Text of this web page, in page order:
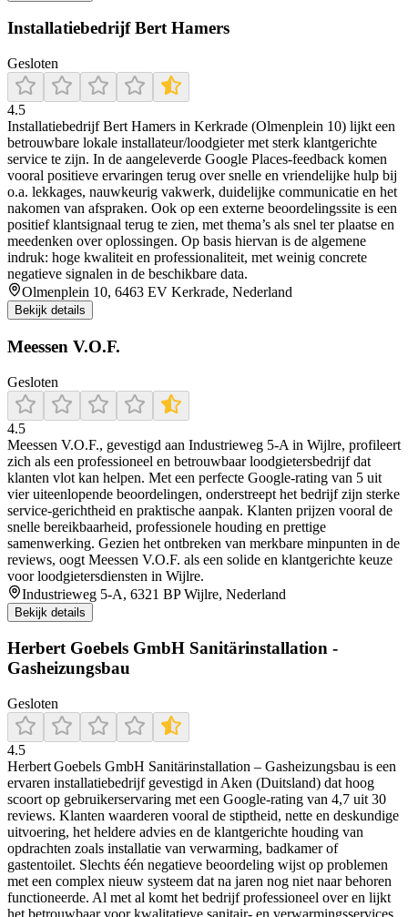
Installatiebedrijf Bert Hamers
Gesloten
4.5
Installatiebedrijf Bert Hamers in Kerkrade (Olmenplein 10) lijkt een
betrouwbare lokale installateur/loodgieter met sterk klantgerichte
service te zijn. In de aangeleverde Google Places-feedback komen
vooral positieve ervaringen terug over snelle en vriendelijke hulp bij
o.a. lekkages, nauwkeurig vakwerk, duidelijke communicatie en het
nakomen van afspraken. Ook op een externe beoordelingssite is een
positief klantsignaal terug te zien, met thema’s als snel ter plaatse en
meedenken over oplossingen. Op basis hiervan is de algemene
indruk: hoge kwaliteit en professionaliteit, met weinig concrete
negatieve signalen in de beschikbare data.
Olmenplein 10, 6463 EV Kerkrade, Nederland
Bekijk details
Meessen V.O.F.
Gesloten
4.5
Meessen V.O.F., gevestigd aan Industrieweg 5‑A in Wijlre, profileert
zich als een professioneel en betrouwbaar loodgietersbedrijf dat
klanten vlot kan helpen. Met een perfecte Google‑rating van 5 uit
vier uiteenlopende beoordelingen, onderstreept het bedrijf zijn sterke
service‑gerichtheid en praktische aanpak. Klanten prijzen vooral de
snelle bereikbaarheid, professionele houding en prettige
samenwerking. Gezien het ontbreken van merkbare minpunten in de
reviews, oogt Meessen V.O.F. als een solide en klantgerichte keuze
voor loodgietersdiensten in Wijlre.
Industrieweg 5-A, 6321 BP Wijlre, Nederland
Bekijk details
Herbert Goebels GmbH Sanitärinstallation -
Gasheizungsbau
Gesloten
4.5
Herbert Goebels GmbH Sanitärinstallation – Gasheizungsbau is een
ervaren installatiebedrijf gevestigd in Aken (Duitsland) dat hoog
scoort op gebruikerservaring met een Google‑rating van 4,7 uit 30
reviews. Klanten waarderen vooral de stiptheid, nette en deskundige
uitvoering, het heldere advies en de klantgerichte houding van
opdrachten zoals installatie van verwarming, badkamer of
gastentoilet. Slechts één negatieve beoordeling wijst op problemen
met een complex nieuw systeem dat na jaren nog niet naar behoren
functioneerde. Al met al komt het bedrijf professioneel over en lijkt
het betrouwbaar voor kwalitatieve sanitair‑ en verwarmingsservices.